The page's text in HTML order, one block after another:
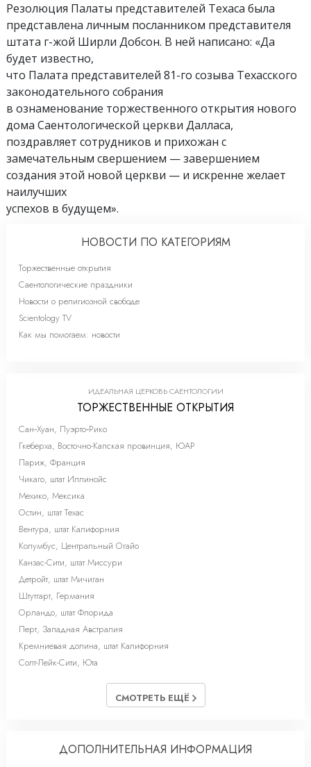
Резолюция Палаты представителей Техаса была
представлена личным посланником представителя
штата г-жой Ширли Добсон. В ней написано: «Да
будет известно,
что Палата представителей 81-го созыва Техасского
законодательного собрания
в ознаменование торжественного открытия нового
дома Саентологической церкви Далласа,
поздравляет сотрудников и прихожан с
замечательным свершением — завершением
создания этой новой церкви — и искренне желает
наилучших
успехов в будущем».
НОВОСТИ ПО КАТЕГОРИЯМ
Торжественные открытия
Саентологические праздники
Новости о религиозной свободе
Scientology TV
Как мы помогаем: новости
ИДЕАЛЬНАЯ ЦЕРКОВЬ САЕНТОЛОГИИ
ТОРЖЕСТВЕННЫЕ ОТКРЫТИЯ
Сан‑Хуан, Пуэрто‑Рико
Гкеберха, Восточно-Капская провинция, ЮАР
Париж, Франция
Чикаго, штат Иллинойс
Мехико, Мексика
Остин, штат Техас
Вентура, штат Калифорния
Колумбус, Центральный Огайо
Канзас-Сити, штат Миссури
Детройт, штат Мичиган
Штутгарт, Германия
Орландо, штат Флорида
Перт, Западная Австралия
Кремниевая долина, штат Калифорния
Солт-Лейк-Cити, Юта
СМОТРЕТЬ ЕЩЁ
ДОПОЛНИТЕЛЬНАЯ ИНФОРМАЦИЯ